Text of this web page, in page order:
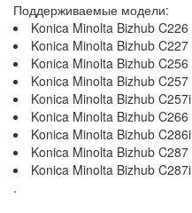
Поддерживаемые модели:
Konica Minolta Bizhub C226
Konica Minolta Bizhub C227
Konica Minolta Bizhub C256
Konica Minolta Bizhub C257
Konica Minolta Bizhub C257i
Konica Minolta Bizhub C266
Konica Minolta Bizhub C286i
Konica Minolta Bizhub C287
Konica Minolta Bizhub C287i
.